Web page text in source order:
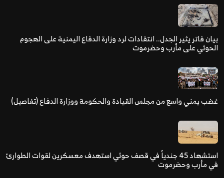
بيان فاتر يثير الجدل.. انتقادات لرد وزارة الدفاع اليمنية على الهجوم
الحوثي على مأرب وحضرموت
غضب يمني واسع من مجلس القيادة والحكومة ووزارة الدفاع (تفاصيل)
استشهاد 45 جندياً في قصف حوثي استهدف معسكرين لقوات الطوارئ
في مأرب وحضرموت